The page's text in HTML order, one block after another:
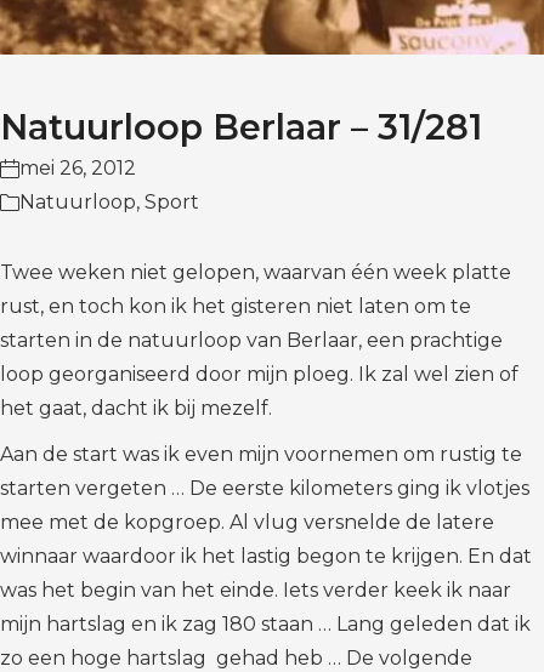
Natuurloop Berlaar – 31/281
mei 26, 2012
Natuurloop, Sport
Twee weken niet gelopen, waarvan één week platte
rust, en toch kon ik het gisteren niet laten om te
starten in de natuurloop van Berlaar, een prachtige
loop georganiseerd door mijn ploeg. Ik zal wel zien of
het gaat, dacht ik bij mezelf.
Aan de start was ik even mijn voornemen om rustig te
starten vergeten … De eerste kilometers ging ik vlotjes
mee met de kopgroep. Al vlug versnelde de latere
winnaar waardoor ik het lastig begon te krijgen. En dat
was het begin van het einde. Iets verder keek ik naar
mijn hartslag en ik zag 180 staan … Lang geleden dat ik
zo een hoge hartslag gehad heb … De volgende